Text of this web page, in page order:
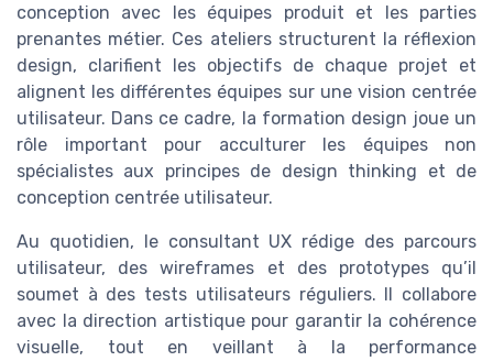
conception avec les équipes produit et les parties
prenantes métier. Ces ateliers structurent la réflexion
design, clarifient les objectifs de chaque projet et
alignent les différentes équipes sur une vision centrée
utilisateur. Dans ce cadre, la formation design joue un
rôle important pour acculturer les équipes non
spécialistes aux principes de design thinking et de
conception centrée utilisateur.
Au quotidien, le consultant UX rédige des parcours
utilisateur, des wireframes et des prototypes qu’il
soumet à des tests utilisateurs réguliers. Il collabore
avec la direction artistique pour garantir la cohérence
visuelle, tout en veillant à la performance